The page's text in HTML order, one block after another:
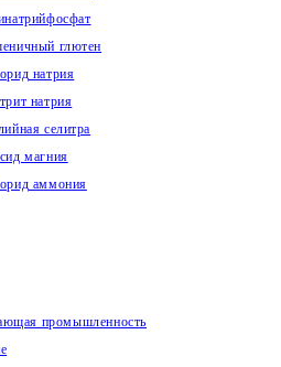
глютен
натрия
натрия
селитра
магния
аммония
промышленность